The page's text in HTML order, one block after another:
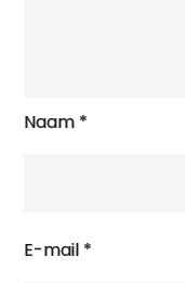
Naam *
E-mail *